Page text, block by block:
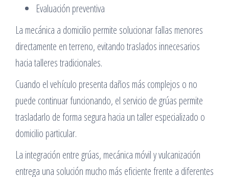
Evaluación preventiva
La mecánica a domicilio permite solucionar fallas menores
directamente en terreno, evitando traslados innecesarios
hacia talleres tradicionales.
Cuando el vehículo presenta daños más complejos o no
puede continuar funcionando, el servicio de grúas permite
trasladarlo de forma segura hacia un taller especializado o
domicilio particular.
La integración entre grúas, mecánica móvil y vulcanización
entrega una solución mucho más eficiente frente a diferentes